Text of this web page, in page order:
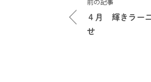
稿
ナ
４月 輝きラー
せ